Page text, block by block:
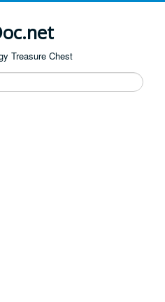
Treasure Chest